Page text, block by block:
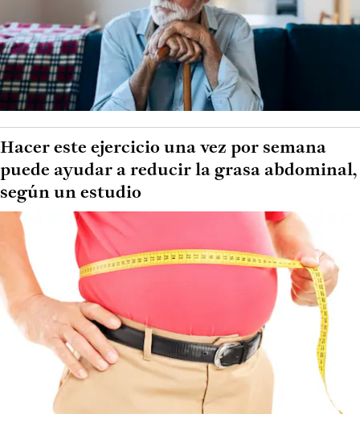
Hacer este ejercicio una vez por semana
puede ayudar a reducir la grasa abdominal,
según un estudio